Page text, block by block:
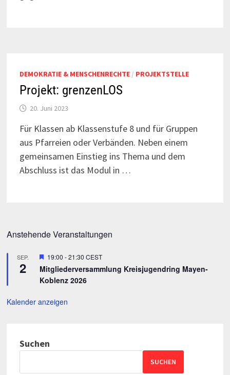
DEMOKRATIE & MENSCHENRECHTE/ PROJEKTSTELLE
Projekt: grenzenLOS
20. Juni 2023
Für Klassen ab Klassenstufe 8 und für Gruppen
aus Pfarreien oder Verbänden. Neben einem
gemeinsamen Einstieg ins Thema und dem
Abschluss ist das Modul in …
Anstehende Veranstaltungen
SEP.
2
Hervorgehoben
19:00 -21:30 CEST
Mitgliederversammlung Kreisjugendring Mayen-
Koblenz 2026
Kalender anzeigen
Suchen
SUCHEN